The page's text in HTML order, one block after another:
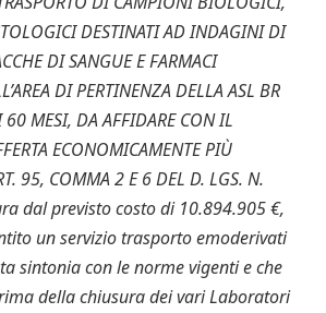
DESTINATI AD INDAGINI DI
DI SANGUE E FARMACI
DI PERTINENZA DELLA ASL BR
60 MESI, DA AFFIDARE CON IL
ECONOMICAMENTE PIÙ
95, COMMA 2 E 6 DEL D. LGS. N.
dal previsto costo di 10.894.905 €,
un servizio trasporto emoderivati
sintonia con le norme vigenti e che
della chiusura dei vari Laboratori